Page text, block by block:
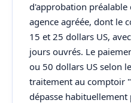
d'approbation préalable
agence agréée, dont le
15 et 25 dollars US,
jours ouvrés. Le
ou 50 dollars US selon
traitement au comptoir
dépasse